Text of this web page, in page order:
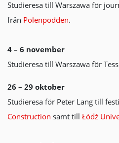
Studieresa till Warszawa för
från Polenpodden.
4 – 6 november
Studieresa till Warszawa för
26 – 29 oktober
Studieresa för Peter Lang till
Construction samt till Łódź